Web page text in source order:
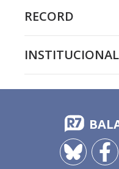
RECORD
INSTITUCIONAL